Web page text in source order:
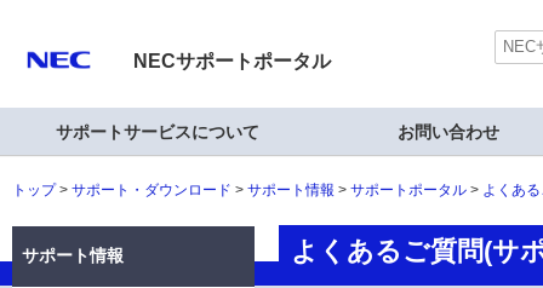
NECサポートポータル
サポートサービスについて お問い合わせ
トップ サポート・ダウンロード サポート情報 サポートポータル よくあ
よくあるご質問(サ
サポート情報